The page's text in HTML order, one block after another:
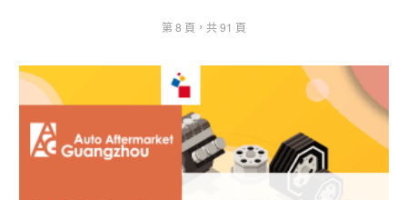
第 8 頁，共 91 頁